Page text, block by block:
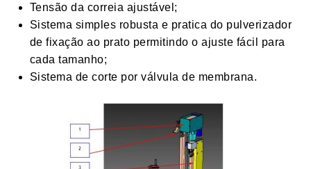
Tensão da correia ajustável;
Sistema simples robusta e pratica do pulverizador
de fixação ao prato permitindo o ajuste fácil para
cada tamanho;
Sistema de corte por válvula de membrana.